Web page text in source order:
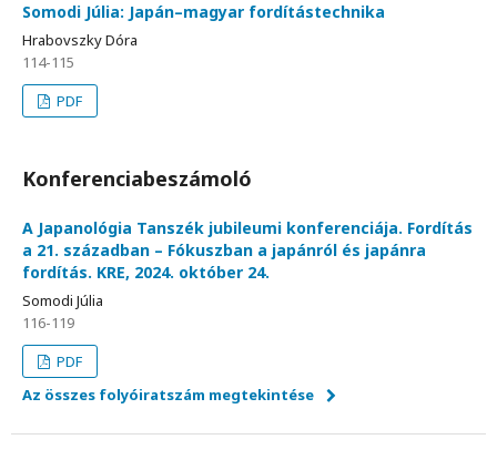
Somodi Júlia: Japán–magyar fordítástechnika
Hrabovszky Dóra
114-115
PDF
Konferenciabeszámoló
A Japanológia Tanszék jubileumi konferenciája. Fordítás
a 21. században – Fókuszban a japánról és japánra
fordítás. KRE, 2024. október 24.
Somodi Júlia
116-119
PDF
Az összes folyóiratszám megtekintése